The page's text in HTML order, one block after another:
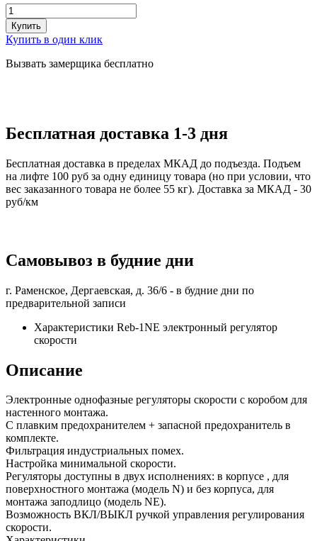
Купить
Купить в один клик
Вызвать замерщика бесплатно
Бесплатная доставка 1-3 дня
Бесплатная доставка в пределах МКАД до подъезда. Подъем
на лифте 100 руб за одну единицу товара (но при условии, что
вес заказанного товара не более 55 кг). Доставка за МКАД - 30
руб/км
Самовывоз в будние дни
г. Раменское, Дергаевская, д. 36/6 - в будние дни по
предварительной записи
Характеристики Reb-1NE электронный регулятор
скорости
Описание
Электронные однофазные регуляторы скорости с коробом для
настенного монтажа.
С плавким предохранителем + запасной предохранитель в
комплекте.
Фильтрация индустриальных помех.
Настройка минимальной скорости.
Регуляторы доступны в двух исполнениях: в корпусе , для
поверхностного монтажа (модель N) и без корпуса, для
монтажа заподлицо (модель NE).
Возможность ВКЛ/ВЫКЛ ручкой управления регулирования
скорости.